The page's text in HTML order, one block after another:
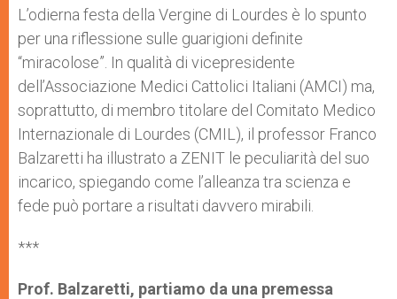
p
p
g
e
r
o
k
r
L’odierna festa della Vergine di Lourdes è lo spunto
per una riflessione sulle guarigioni definite
“miracolose”. In qualità di vicepresidente
dell’Associazione Medici Cattolici Italiani (AMCI) ma,
soprattutto, di membro titolare del Comitato Medico
Internazionale di Lourdes (CMIL), il professor Franco
Balzaretti ha illustrato a ZENIT le peculiarità del suo
incarico, spiegando come l’alleanza tra scienza e
fede può portare a risultati davvero mirabili.
***
Prof. Balzaretti, partiamo da una premessa